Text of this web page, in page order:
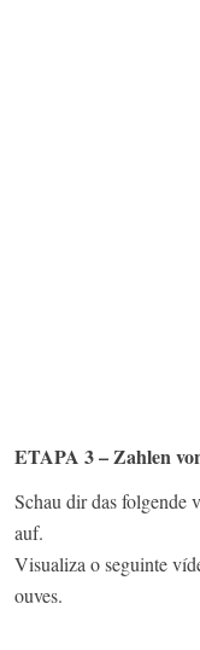
ETAPA 3 – Zahlen
Schau dir das folgende
auf.
Visualiza o seguinte
ouves.